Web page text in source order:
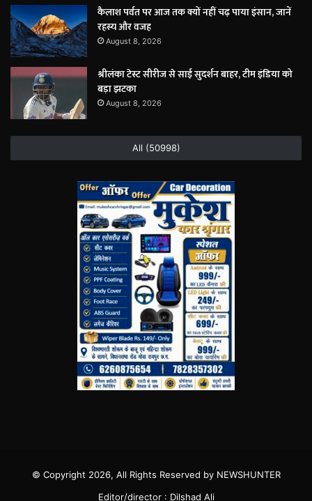
कैलाश पर्वत पर आज तक क्यों नहीं चढ़ पाया इंसान, जानें
रहस्य और वजह
August 8, 2026
श्रीलंका टेस्ट सीरीज से साई सुदर्शन बाहर, टीम इंडिया को
बड़ा झटका
August 8, 2026
All (50998)
© Copyright 2026, All Rights Reserved by NEWSHUNTER
Editor/director : Dilshad Ali